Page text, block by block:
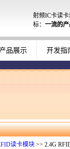
射频IC卡读
标： 一流的
产品展示 开发指
读卡模块 >> 2.4G